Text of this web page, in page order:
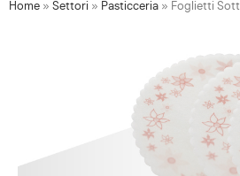
Home » Settori » Pasticceria » Foglietti